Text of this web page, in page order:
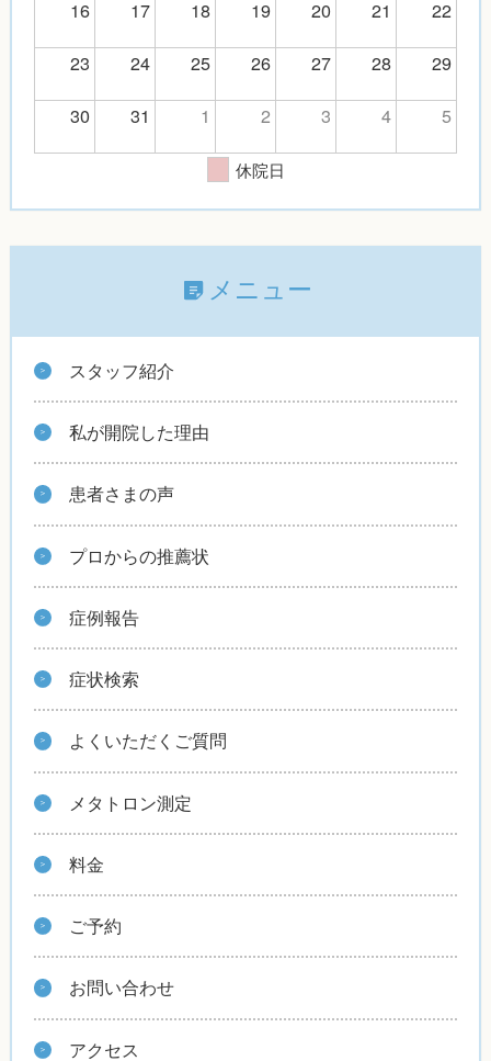
16
17 18 19 20 21
22
23
24 25 26 27 28
29
30
31 1 2 3 4 5
休院日
メニュー
スタッフ紹介
私が開院した理由
患者さまの声
プロからの推薦状
症例報告
症状検索
よくいただくご質問
メタトロン測定
料金
ご予約
お問い合わせ
アクセス